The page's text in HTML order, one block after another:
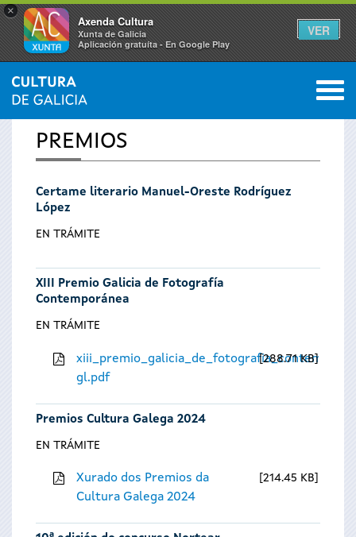
×
Axenda Cultura
Xunta de Galicia
Aplicación gratuíta - En Google Play
VER
Vostede
está
aquí
INICIO 0
PREMIOS
Certame literario Manuel-Oreste Rodríguez
López
EN TRÁMITE
XIII Premio Galicia de Fotografía
Contemporánea
EN TRÁMITE
gl.pdf
288.71 KB
Premios Cultura Galega 2024
EN TRÁMITE
Xurado dos Premios da
Cultura Galega 2024
214.45 KB